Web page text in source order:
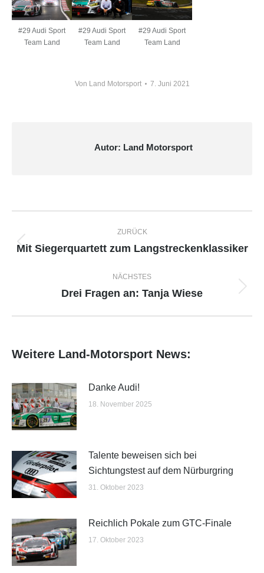
#29 Audi Sport
Team Land
#29 Audi Sport
Team Land
#29 Audi Sport
Team Land
Von Land Motorsport 7. Juni 2021
Autor: Land Motorsport
ZURÜCK
Vorheriger
Mit Siegerquartett zum Langstreckenklassiker
NÄCHSTES
Nächster
Drei Fragen an: Tanja Wiese
Weitere Land-Motorsport News:
Danke Audi!
18. November 2025
Talente beweisen sich bei
Sichtungstest auf dem Nürburgring
31. Oktober 2023
Reichlich Pokale zum GTC-Finale
17. Oktober 2023